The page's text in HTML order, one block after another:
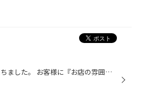
9月にリニューアルオープンさせて頂いて、2ヶ月たちました。 お客様に『お店の雰囲気変わったね！！』『明るくなった』等色々お言葉頂きました。 ありがとうございます。これからもスタッフ一同頑張ってまいりますので よろしくお願い致します。 リニューアルオープンセール第2弾 開催中です！！ 今...